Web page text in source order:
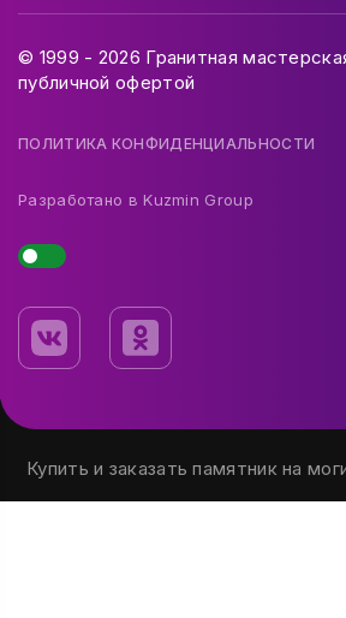
© 1999 - 2026 Гранитная
публичной офертой
ПОЛИТИКА КОНФИДЕНЦИАЛЬНОСТИ
Разработано вKuzmin Group
Купить и заказать памятник на